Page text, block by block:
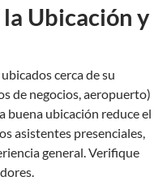
Ubicación y
cerca de su
de negocios, aeropuerto)
buena ubicación reduce el
asistentes presenciales,
general. Verifique